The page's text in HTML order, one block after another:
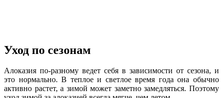
Уход по сезонам
Алоказия по-разному ведет себя в зависимости от сезона, и
это нормально. В теплое и светлое время года она обычно
активно растет, а зимой может заметно замедляться. Поэтому